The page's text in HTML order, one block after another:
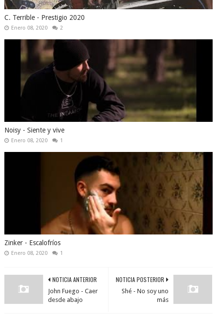
C. Terrible - Prestigio 2020
Enero 08, 2020 2
Noisy - Siente y vive
Enero 08, 2020 1
Zinker - Escalofríos
Enero 08, 2020 1
NOTICIA POSTERIOR
Shé - No soy uno
más
NOTICIA ANTERIOR
John Fuego - Caer
desde abajo